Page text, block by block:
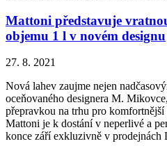
Mattoni představuje
objemu 1 l v novém designu
27. 8. 2021
Nová lahev zaujme nejen
oceňovaného designera M.
přepravkou na trhu pro
Mattoni je k dostání v neperlivé a
konce září exkluzivně v prodejnách